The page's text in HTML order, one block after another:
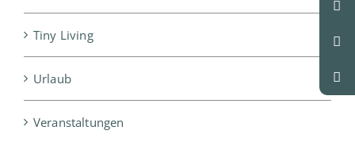
Tiny Living
Urlaub
Veranstaltungen